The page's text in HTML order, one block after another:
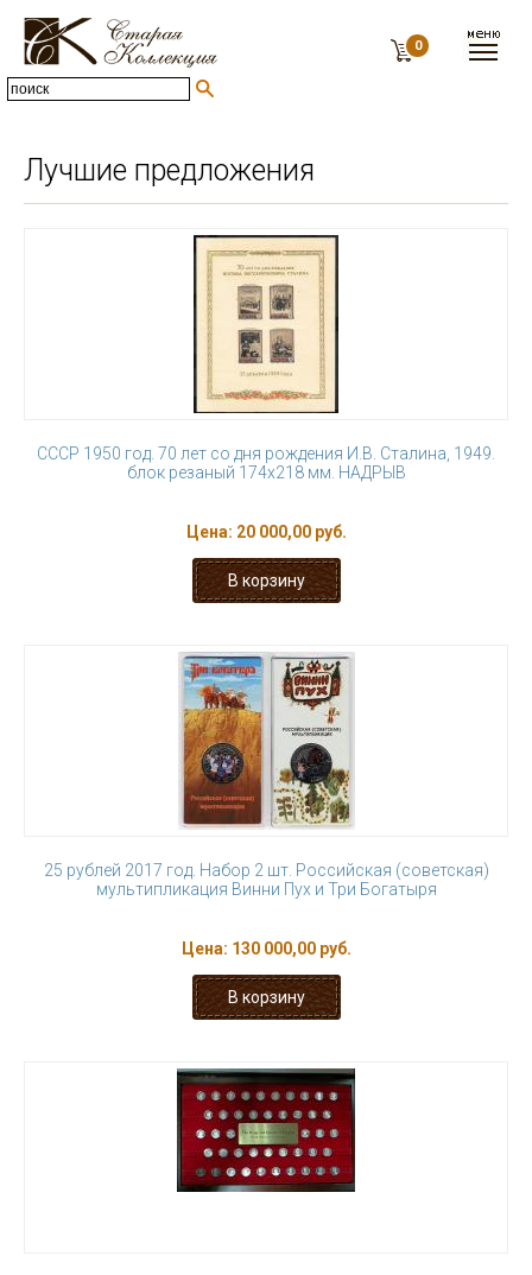
0
Лучшие предложения
СССР 1950 год. 70 лет со дня рождения И.В. Сталина, 1949.
блок резаный 174х218 мм. НАДРЫВ
Цена: 20 000,00 руб.
25 рублей 2017 год. Набор 2 шт. Российская (советская)
мультипликация Винни Пух и Три Богатыря
Цена: 130 000,00 руб.